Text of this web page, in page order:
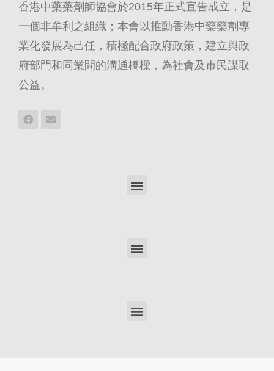
香港中藥藥劑師協會於2015年正式宣告成立，是
一個非牟利之組織；本會以推動香港中藥藥劑專
業化發展為己任，積極配合政府政策，建立與政
府部門和同業間的溝通橋樑，為社會及市民謀取
公益。